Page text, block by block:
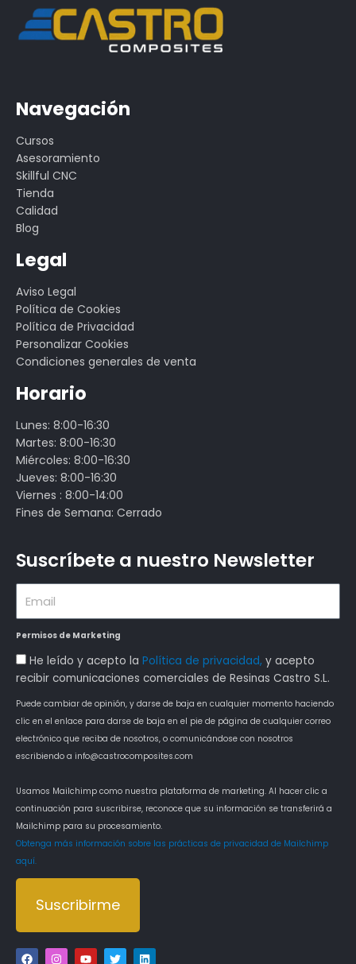
Navegación
Cursos
Asesoramiento
Skillful CNC
Tienda
Calidad
Blog
Legal
Aviso Legal
Política de Cookies
Política de Privacidad
Personalizar Cookies
Condiciones generales de venta
Horario
Lunes: 8:00-16:30
Martes: 8:00-16:30
Miércoles: 8:00-16:30
Jueves: 8:00-16:30
Viernes : 8:00-14:00
Fines de Semana: Cerrado
Suscríbete a nuestro Newsletter
Permisos de Marketing
Aceptación
Política
He leído y acepto la Política de privacidad, y acepto
recibir comunicaciones comerciales de Resinas Castro S.L.
Puede cambiar de opinión, y darse de baja en cualquier momento haciendo
clic en el enlace para darse de baja en el pie de página de cualquier correo
electrónico que reciba de nosotros, o comunicándose con nosotros
escribiendo a info@castrocomposites.com
Usamos Mailchimp como nuestra plataforma de marketing. Al hacer clic a
continuación para suscribirse, reconoce que su información se transferirá a
Mailchimp para su procesamiento.
Obtenga más información sobre las prácticas de privacidad de Mailchimp
aquí.
Suscribirme
F I Y T L